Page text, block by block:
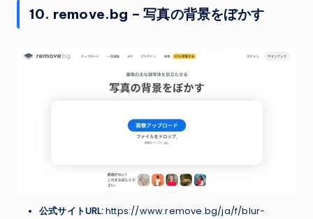
10. remove.bg – 写真の背景をぼかす
公式サイトURL:https://www.remove.bg/ja/f/blur-